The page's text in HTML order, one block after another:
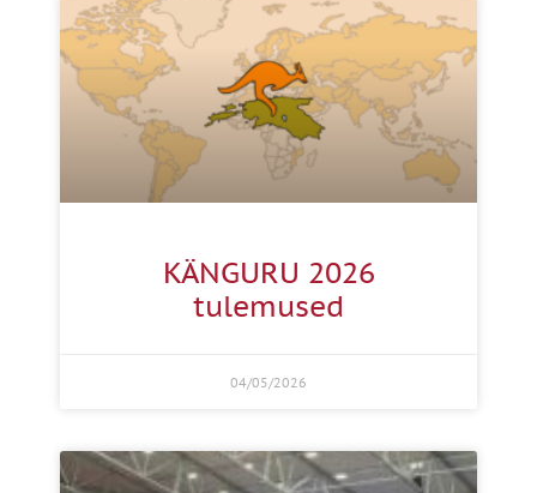
KÄNGURU 2026
tulemused
04/05/2026